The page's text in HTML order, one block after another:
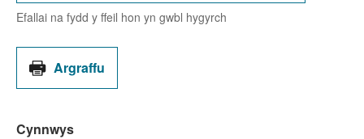
ffeil:
Efallai na fydd y ffeil hon yn gwbl hygyrch
Argraffu
Cynnwys